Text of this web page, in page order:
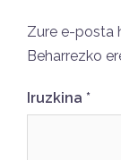
Zure e-posta
Beharrezko
Iruzkina *